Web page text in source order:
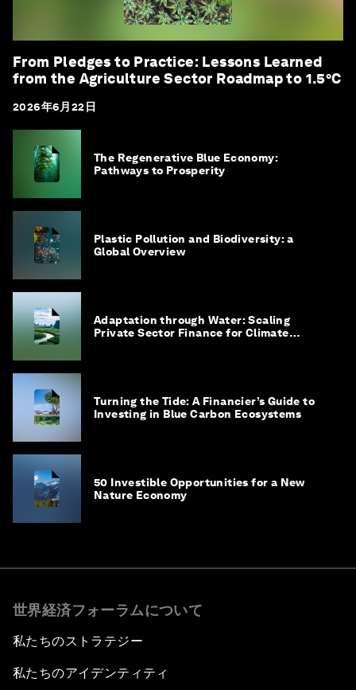
From Pledges to Practice: Lessons Learned
from the Agriculture Sector Roadmap to 1.5°C
2026年6月22日
The Regenerative Blue Economy:
Pathways to Prosperity
Plastic Pollution and Biodiversity: a
Global Overview
Adaptation through Water: Scaling
Private Sector Finance for Climate
Turning the Tide: A Financier’s Guide to
Investing in Blue Carbon Ecosystems
50 Investible Opportunities for a New
Nature Economy
世界経済フォーラムについて
私たちのストラテジー
私たちのアイデンティティ